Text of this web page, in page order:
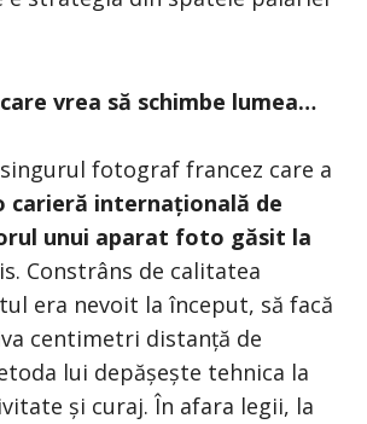
vrea să schimbe lumea…
fotograf francez care a
carieră internațională de
unui aparat foto găsit la
Constrâns de calitatea
era nevoit la început, să facă
centimetri distanță de
lui depășește tehnica la
și curaj. În afara legii, la